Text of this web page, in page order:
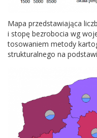
Mapa przed­staw­ia­jąca
i stopę bezrobo­cia wg
tosowaniem metody
struk­tu­ral­nego na